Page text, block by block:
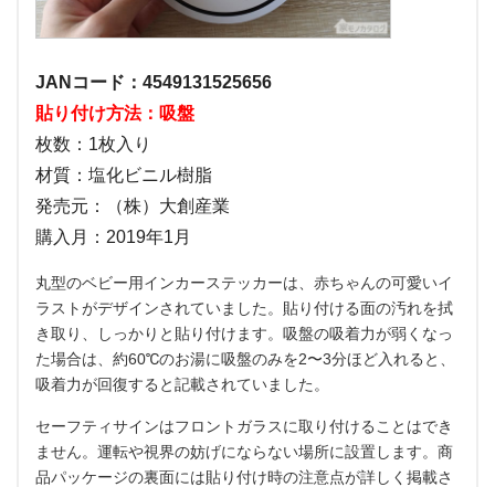
JANコード：4549131525656
貼り付け方法：吸盤
枚数：1枚入り
材質：塩化ビニル樹脂
発売元：（株）大創産業
購入月：2019年1月
丸型のベビー用インカーステッカーは、赤ちゃんの可愛いイ
ラストがデザインされていました。貼り付ける面の汚れを拭
き取り、しっかりと貼り付けます。吸盤の吸着力が弱くなっ
た場合は、約60℃のお湯に吸盤のみを2〜3分ほど入れると、
吸着力が回復すると記載されていました。
セーフティサインはフロントガラスに取り付けることはでき
ません。運転や視界の妨げにならない場所に設置します。商
品パッケージの裏面には貼り付け時の注意点が詳しく掲載さ